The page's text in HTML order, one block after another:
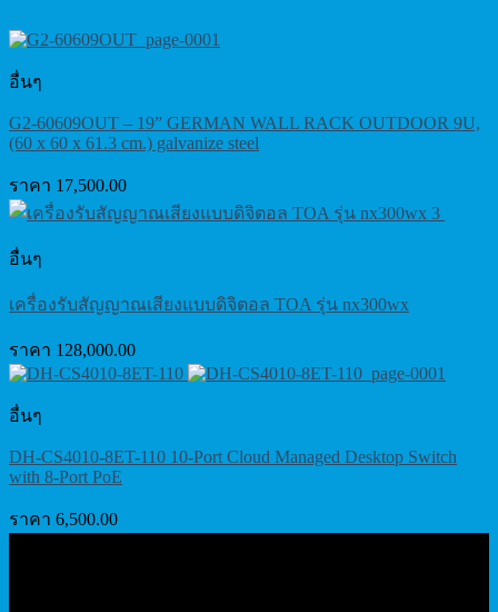
อื่นๆ
G2-60609OUT – 19” GERMAN WALL RACK OUTDOOR 9U,
(60 x 60 x 61.3 cm.) galvanize steel
ราคา 17,500.00
อื่นๆ
เครื่องรับสัญญาณเสียงแบบดิจิตอล TOA รุ่น nx300wx
ราคา 128,000.00
อื่นๆ
DH-CS4010-8ET-110 10-Port Cloud Managed Desktop Switch
with 8-Port PoE
ราคา 6,500.00